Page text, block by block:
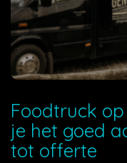
Foodtruck
je het goed
tot offerte